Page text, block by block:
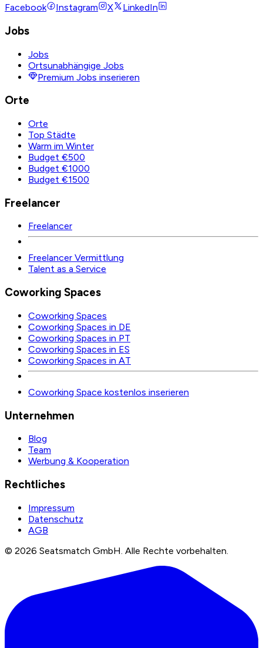
Facebook
Instagram X LinkedIn
Jobs
Jobs
Ortsunabhängige Jobs
Premium Jobs inserieren
Orte
Orte
Top Städte
Warm im Winter
Budget €500
Budget €1000
Budget €1500
Freelancer
Freelancer
Freelancer Vermittlung
Talent as a Service
Coworking Spaces
Coworking Spaces
Coworking Spaces in DE
Coworking Spaces in PT
Coworking Spaces in ES
Coworking Spaces in AT
Coworking Space kostenlos inserieren
Unternehmen
Blog
Team
Werbung & Kooperation
Rechtliches
Impressum
Datenschutz
AGB
© 2026 Seatsmatch GmbH. Alle Rechte vorbehalten.